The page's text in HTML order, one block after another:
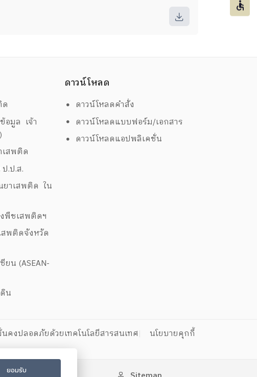
ด
อมูล เจ้า
เสพติด
.ป.ส.
ยาเสพติด ใน
พืชเสพติดฯ
สพติดจังหวัด
ยน (ASEAN-
น
ดาวน์โหลด
ดาวน์โหลดคำสั่ง
ดาวน์โหลดแบบฟอร์ม/เอกสาร
ดาวน์โหลดแอปพลิเคชั่น
คงปลอดภัยด้วยเทคโนโลยีสารสนเทศ
นโยบายคุกกี้
ยอมรับ